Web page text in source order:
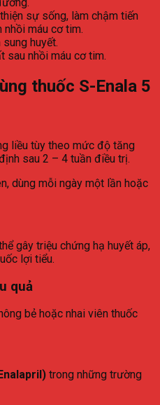
sự sống, làm chậm tiến
máu cơ tim.
huyết.
sau nhồi máu cơ tim.
thuốc S-Enala 5
liều tùy theo mức độ tăng
sau 2 – 4 tuần điều trị.
dùng mỗi ngày một lần hoặc
gây triệu chứng hạ huyết áp,
lợi tiểu.
quả
bẻ hoặc nhai viên thuốc
trong những trường